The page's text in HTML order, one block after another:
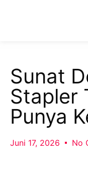
Sunat
Stapler
Punya
Juni 17, 2026 No